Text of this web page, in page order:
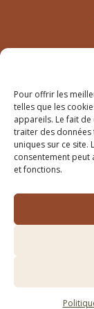
Pour offrir les
telles que les
appareils. Le fait
traiter des données
uniques sur ce site.
consentement peut
et fonctions.
Le centre